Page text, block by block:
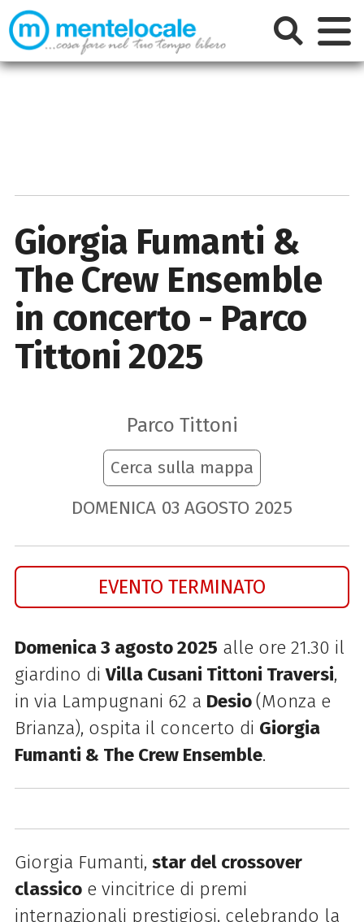
Giorgia Fumanti &
The Crew Ensemble
in concerto - Parco
Tittoni 2025
Parco Tittoni
Cerca sulla mappa
DOMENICA 03 AGOSTO 2025
EVENTO TERMINATO
Domenica 3 agosto 2025 alle ore 21.30 il
giardino diVilla Cusani Tittoni Traversi,
in via Lampugnani 62 a Desio(Monza e
Brianza), ospita il concerto di Giorgia
Fumanti & The Crew Ensemble.
Giorgia Fumanti, star del crossover
classico e vincitrice di premi
internazionali prestigiosi, celebrando la